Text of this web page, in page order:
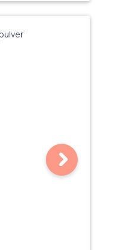
von 5 von 5 Sternen